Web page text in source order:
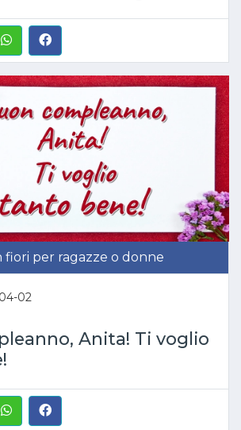
fiori per ragazze o donne
02
Anita! Ti voglio